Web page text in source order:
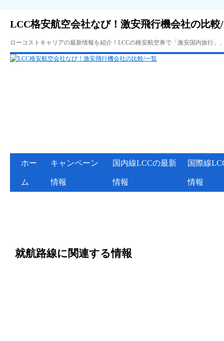
LCC格安航空会社なび！激安飛行機会社の比較
ローコストキャリアの最新情報を紹介！LCCの格安航空券で「激安国内旅行
ホー
ム
キャンペーン
情報
国内線LCCの最新
情報
国際線
情報
就航路線に関連する情報